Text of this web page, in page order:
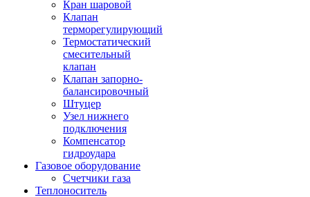
Кран шаровой
Клапан
терморегулирующий
Термостатический
смесительный
клапан
Клапан запорно-
балансировочный
Штуцер
Узел нижнего
подключения
Компенсатор
гидроудара
Газовое оборудование
Счетчики газа
Теплоноситель